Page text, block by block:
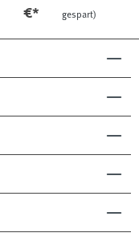
€*
gespart)